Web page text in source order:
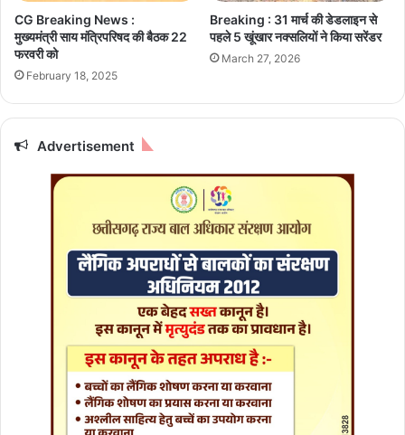
स्थ्य
जो
खि
CG Breaking News :
मुख्यमंत्री साय मंत्रिपरिषद की बैठक 22
फरवरी को
February 18, 2025
Breaking : 31 मार्च की डेडलाइन से
पहले 5 खूंखार नक्सलियों ने किया सरेंडर
March 27, 2026
Advertisement